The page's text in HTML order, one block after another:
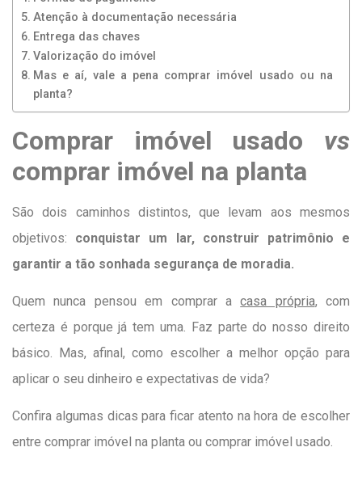
Atenção à documentação necessária
Entrega das chaves
Valorização do imóvel
Mas e aí, vale a pena comprar imóvel usado ou na
planta?
Comprar imóvel usado vs
comprar imóvel na planta
São dois caminhos distintos, que levam aos mesmos
objetivos: conquistar um lar, construir patrimônio e
garantir a tão sonhada segurança de moradia.
Quem nunca pensou em comprar acasa própria, com
certeza é porque já tem uma. Faz parte do nosso direito
básico. Mas, afinal, como escolher a melhor opção para
aplicar o seu dinheiro e expectativas de vida?
Confira algumas dicas para ficar atento na hora de escolher
entre comprar imóvel na planta ou comprar imóvel usado.